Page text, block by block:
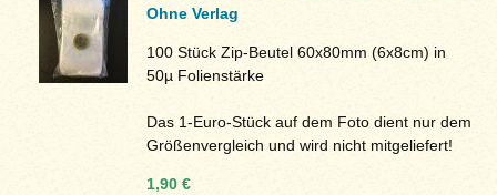
Ohne Verlag
100 Stück Zip-Beutel 60x80mm (6x8cm) in
50µ Folienstärke
Das 1-Euro-Stück auf dem Foto dient nur dem
Größenvergleich und wird nicht mitgeliefert!
1,90 €